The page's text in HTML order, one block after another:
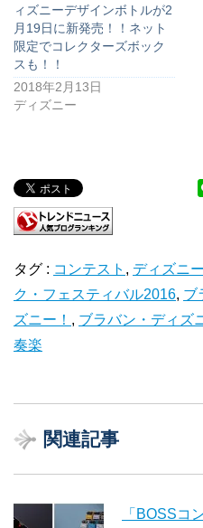
ィズニーデザインボトルが2
月19日に新発売！！ネット
限定でコレクターズボック
スも！！
2018年2月13日
ディズニー
タグ : コンテスト , ディズニー
ク・フェスティバル2016, ブ
ズニー！ , ブラバン・ディズ
奏楽
関連記事
「BOSSコ